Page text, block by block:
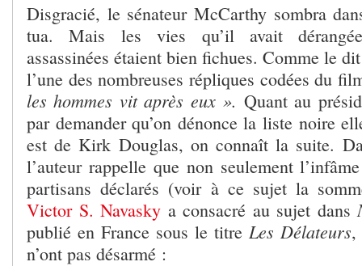
Disgracié, le sénateur McCarthy sombra
tua. Mais les vies qu’il avait
assassinées étaient bien fichues. Comme le
l’une des nombreuses répliques codées du
les hommes vit après eux ». Quant au
par demander qu’on dénonce la liste noire
est de Kirk Douglas, on connaît la suite.
l’auteur rappelle que non seulement
partisans déclarés (voir à ce sujet la
Victor S. Navasky a consacré au sujet dans
publié en France sous le titre Les Délateurs,
n’ont pas désarmé :